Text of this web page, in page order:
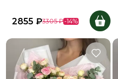
2855 ₽3305 ₽-14%